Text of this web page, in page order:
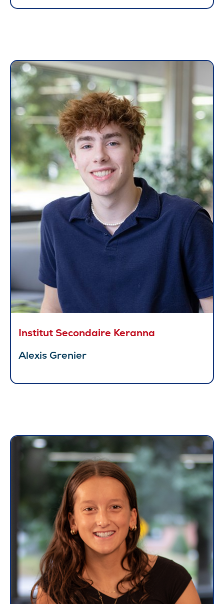
Institut Secondaire Keranna
Alexis Grenier